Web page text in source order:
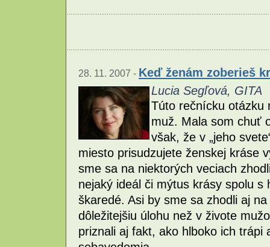
28. 11. 2007 - Keď ženám zoberieš
Lucia Segľová, GITA
Túto rečnícku otázku
muž. Mala som chuť
však, že v „jeho
miesto prisudzujete ženskej kráse
sme sa na niektorých veciach
nejaký ideál či mýtus krásy spolu
škaredé. Asi by sme sa zhodli aj
dôležitejšiu úlohu než v živote
priznali aj fakt, ako hlboko ich